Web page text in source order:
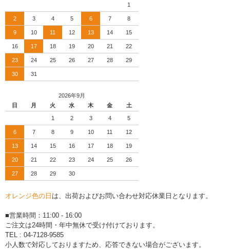
1
2 3 4 5 6 7 8
9 10 11 12 13 14 15
16 17 18 19 20 21 22
23 24 25 26 27 28 29
30 31
2026年9月
日
月 火 水 木 金 土
1 2 3 4 5
6 7 8 9 10 11 12
13 14 15 16 17 18 19
20 21 22 23 24 25 26
27 28 29 30
オレンジ色の日 は、出荷およびお問い合わせ対応休業日となります。
■営業時間：11:00 - 16:00
ご注文は24時間・年中無休で受け付けております。
TEL : 04-7128-9585
小人数で対応しておりますため、応答できない場合がございます。